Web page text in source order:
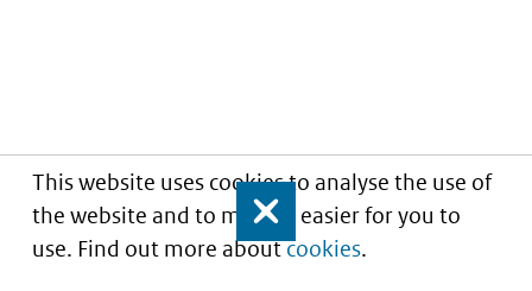
This website uses cookies to analyse the use of
the website and to make it easier for you to
use. Find out more aboutcookies.
Close